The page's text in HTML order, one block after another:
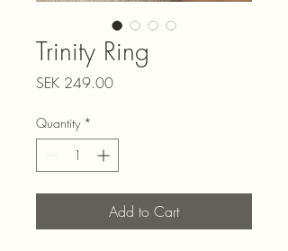
Trinity Ring
SEK 249.00Price
Quantity *
Add to Cart